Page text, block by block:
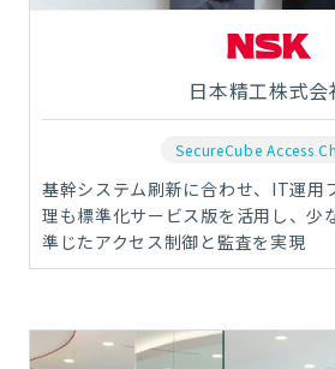
日本精工株式会
SecureCube Access
基幹システム刷新に合わせ、IT運用
理も標準化サービス版を活用し、少
準じたアクセス制御と監査を実現